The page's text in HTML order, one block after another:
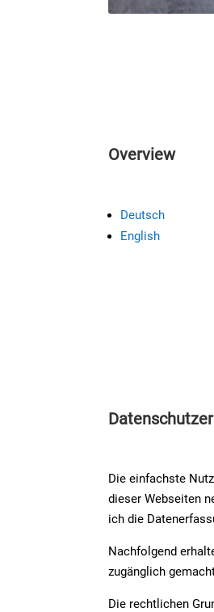
Overview
Deutsch
English
Die einfachste
dieser Webseiten
ich die
Nachfolgend
zugänglich
Die rechtlichen